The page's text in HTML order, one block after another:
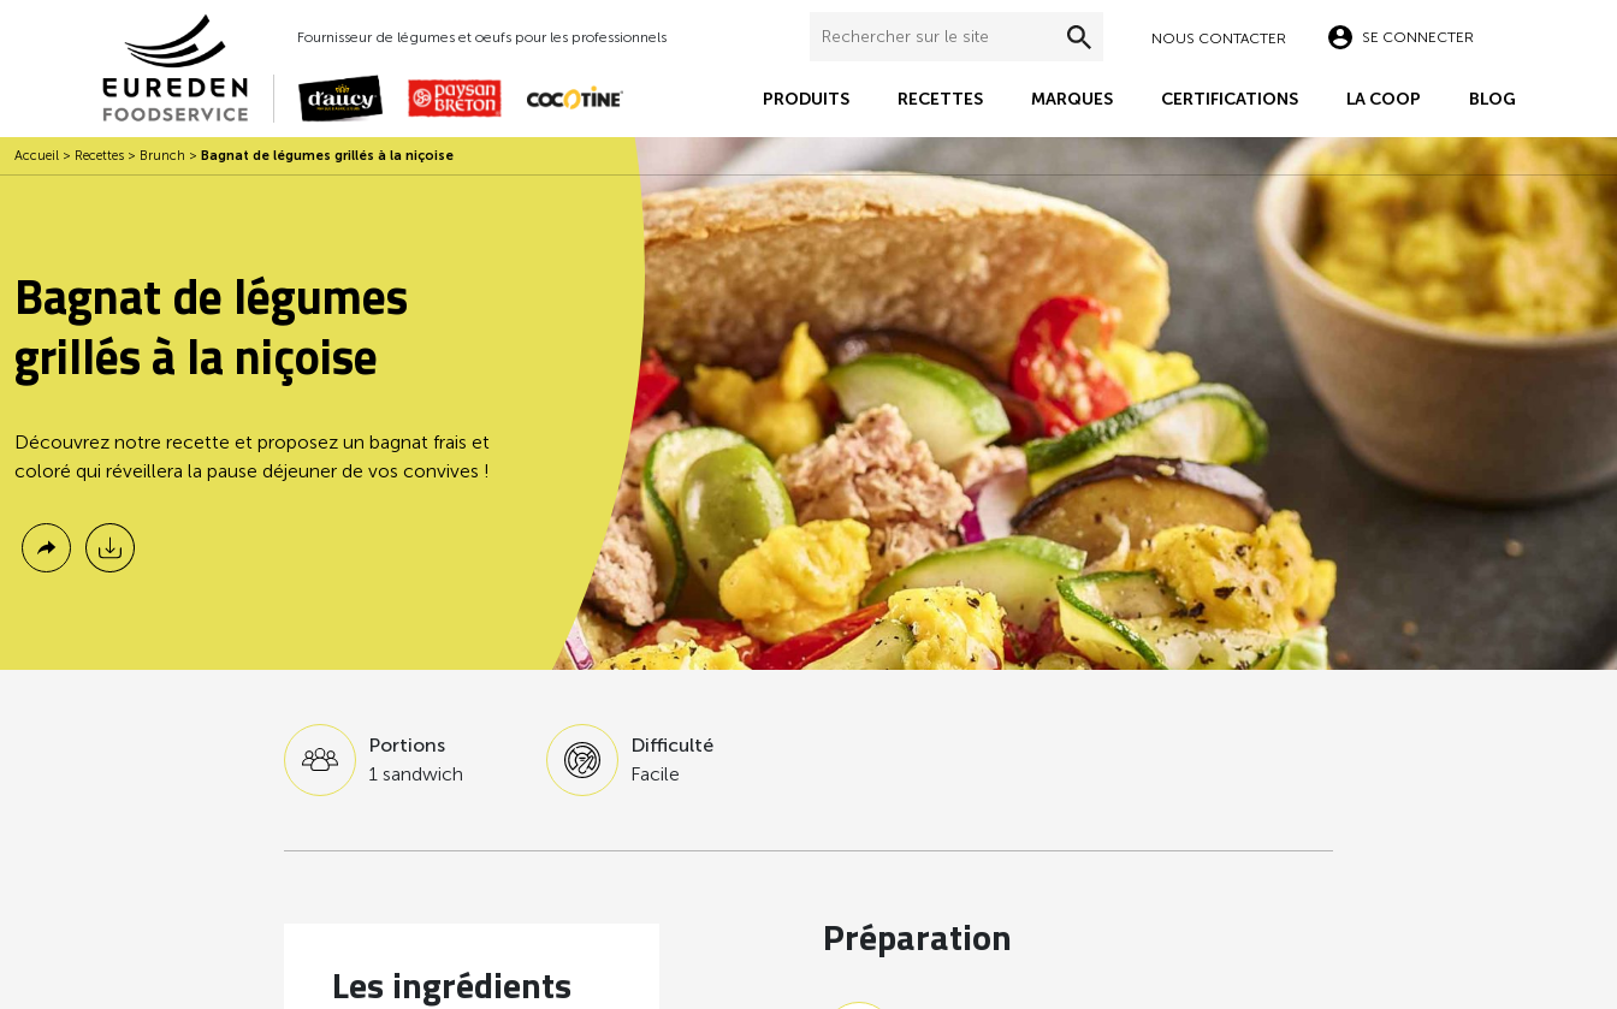
Fournisseur de légumes et oeufs pour les professionnels NOUS CONTACTER SE CONNECTER
PRODUITS RECETTES MARQUES CERTIFICATIONS LA COOP BLOG
Accueil > Recettes > Brunch > Bagnat de légumes grillés à la niçoise
Bagnat de légumes
grillés à la niçoise
Découvrez notre recette et proposez un bagnat frais et
coloré qui réveillera la pause déjeuner de vos convives !
Portions
1 sandwich
Difficulté
Facile
Les ingrédients
Préparation